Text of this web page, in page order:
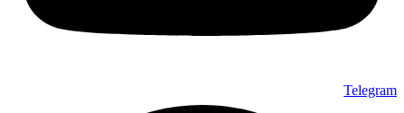
Telegram